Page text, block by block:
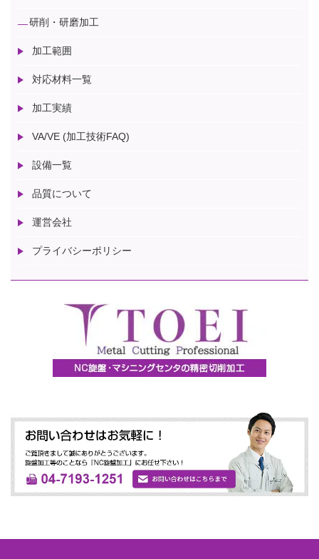
研削・研磨加工
加工範囲
対応材料一覧
加工実績
VA/VE (加工技術FAQ)
設備一覧
品質について
運営会社
プライバシーポリシー